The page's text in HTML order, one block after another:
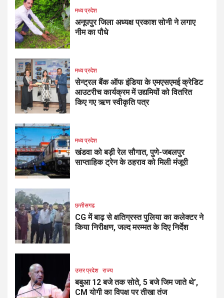
मध्य प्रदेश
अनूपपुर जिला अध्यक्ष प्रकाश सोनी ने लगाए
नीम का पौधे
मध्य प्रदेश
सेन्ट्रल बैंक ऑफ इंडिया के एमएसएमई क्रेडिट
आउटरीच कार्यक्रम में उद्यमियों को वितरित
किए गए ऋण स्वीकृति पत्र
मध्य प्रदेश
खंडवा को बड़ी रेल सौगात, पुणे-जबलपुर
साप्ताहिक ट्रेन के ठहराव को मिली मंजूरी
छत्तीसगढ
CG में बाढ़ से क्षतिग्रस्त पुलिया का कलेक्टर ने
किया निरीक्षण, जल्द मरम्मत के दिए निर्देश
उत्तर प्रदेश राज्य
बबुआ 12 बजे तक सोते, 5 बजे जिम जाते थे’,
CM योगी का विपक्ष पर तीखा तंज